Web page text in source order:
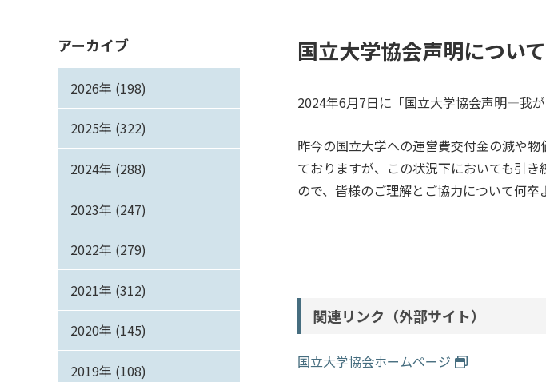
アーカイブ
2026年 (198)
2025年 (322)
2024年 (288)
2023年 (247)
2022年 (279)
2021年 (312)
2020年 (145)
2019年 (108)
国立大学協会声明について
2024年6月7日に「国立大学協会声明—我
昨今の国立大学への運営費交付金の減や
ておりますが、この状況下においても引
ので、皆様のご理解とご協力について何卒
関連リンク（外部サイト）
国立大学協会ホームページ